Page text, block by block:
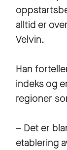
alltid er
Velvin.
Han
indeks og
regioner
– Det er
etablering